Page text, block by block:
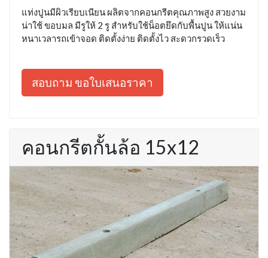
แท่งปูนมีผิวเรียบเนียน ผลิตจากคอนกรีตคุณภาพสูง สวยงาม
น่าใช้ ขอบมล มีรูให้ 2 รู สำหรับใช้น็อตยึดกับพื้นปูน ให้แน่น
หนาเวลารถเข้าจอด ติดตั้งง่าย ติดตั้งไว สะดวกรวดเร็ว
สอบถาม ขอใบเสนอราคา
คอนกรีตกั้นล้อ 15x12